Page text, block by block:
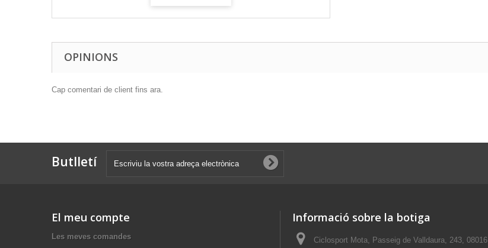
OPINIONS
Cap comentari de client fins ara.
Butlletí
El meu compte
Les meves comandes
Informació sobre la botiga
Ciclosport Mota, Passeig de Valldaura, 243, 08016